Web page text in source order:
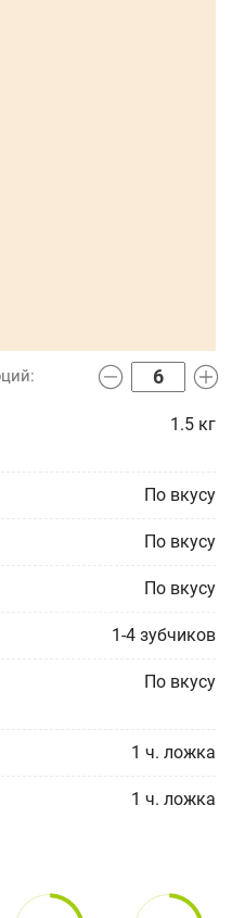
1.5 кг
По вкусу
По вкусу
По вкусу
1-4 зубчиков
По вкусу
1 ч. ложка
1 ч. ложка